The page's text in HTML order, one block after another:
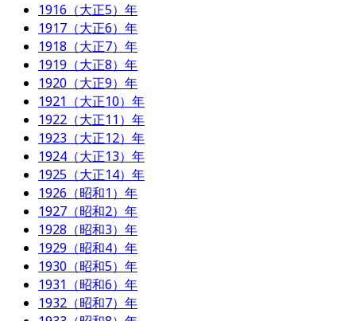
1916（大正5）年
1917（大正6）年
1918（大正7）年
1919（大正8）年
1920（大正9）年
1921（大正10）年
1922（大正11）年
1923（大正12）年
1924（大正13）年
1925（大正14）年
1926（昭和1）年
1927（昭和2）年
1928（昭和3）年
1929（昭和4）年
1930（昭和5）年
1931（昭和6）年
1932（昭和7）年